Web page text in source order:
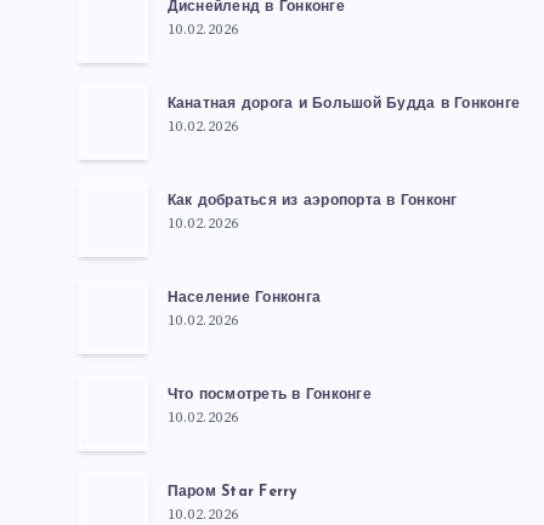
Диснейленд в Гонконге
10.02.2026
Канатная дорога и Большой Будда в Гонконге
10.02.2026
Как добраться из аэропорта в Гонконг
10.02.2026
Население Гонконга
10.02.2026
Что посмотреть в Гонконге
10.02.2026
Паром Star Ferry
10.02.2026